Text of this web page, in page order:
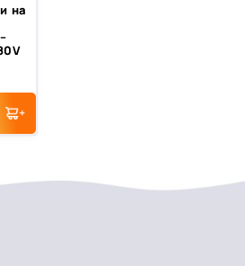
на